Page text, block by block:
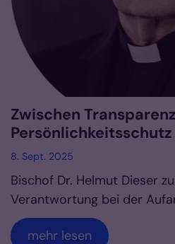
Zwischen
Persönlichkeitsschutz
8. Sept. 2025
Bischof Dr. Helmut Dieser
Verantwortung bei der
mehr lesen